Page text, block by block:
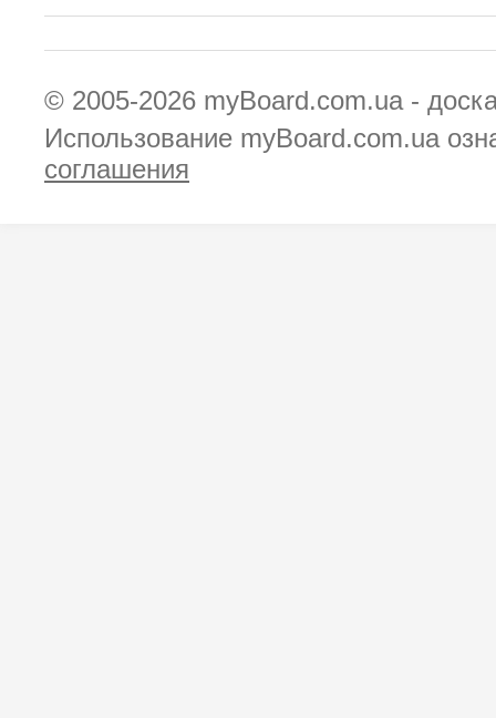
© 2005-2026 myBoard.com.ua -
Использование myBoard.com.ua
соглашения